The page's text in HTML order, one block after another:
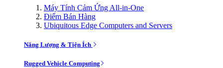
Máy Tính Cảm Ứng All-in-One
Điểm Bán Hàng
Ubiquitous Edge Computers and Servers
Năng Lượng & Tiện Ích
Rugged Vehicle Computing